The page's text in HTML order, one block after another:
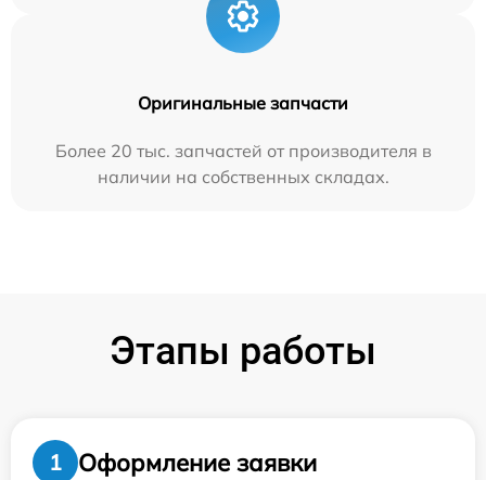
Оригинальные запчасти
Более 20 тыс. запчастей от производителя в
наличии на собственных складах.
Этапы работы
1
Оформление заявки